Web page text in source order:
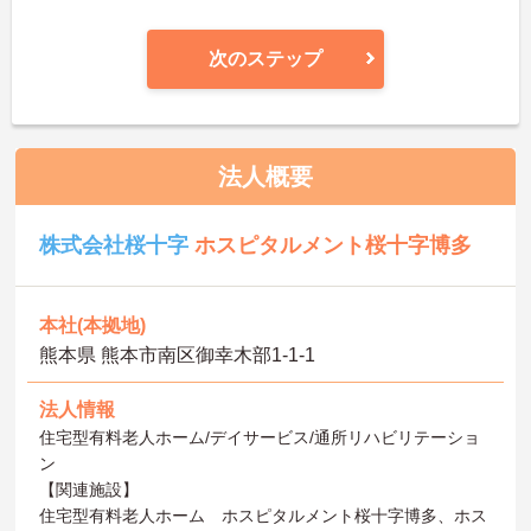
次のステップ
法人概要
株式会社桜十字ホスピタルメント桜十字博多
本社(本拠地)
熊本県 熊本市南区御幸木部1‐1‐1
法人情報
住宅型有料老人ホーム/デイサービス/通所リハビリテーショ
ン
【関連施設】
住宅型有料老人ホーム ホスピタルメント桜十字博多、ホス